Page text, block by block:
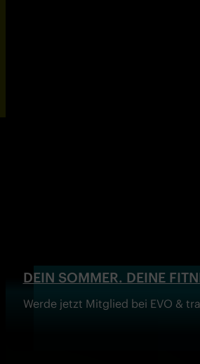
DEIN SOMMER. DEINE
Werde jetzt Mitglied bei EVO &